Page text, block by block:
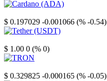
$ 0.197029 -0.001066 (% -0.54)
$ 1.00 0 (% 0)
$ 0.329825 -0.000165 (% -0.05)